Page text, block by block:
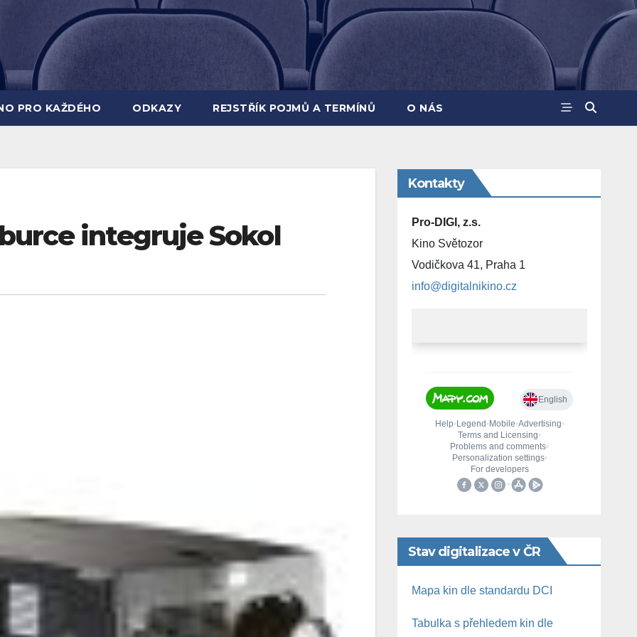
PRO KAŽDÉHO ODKAZY REJSTŘÍK POJMŮ A TERMÍNŮ O NÁS
integruje Sokol
Kontakty
Pro-DIGI, z.s.
Kino Světozor
Vodičkova 41, Praha 1
info@digitalnikino.cz
Stav digitalizace v ČR
Mapa kin dle standardu DCI
Tabulka s přehledem kin dle